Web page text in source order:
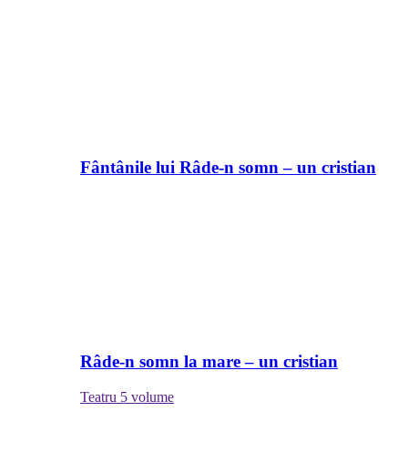
Fântânile lui Râde-n somn – un cristian
Râde-n somn la mare – un cristian
Teatru 5 volume